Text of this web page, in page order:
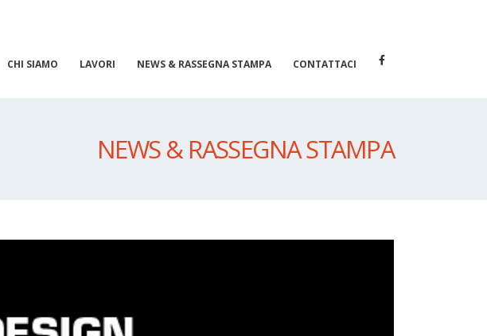
CHI SIAMO LAVORI NEWS & RASSEGNA STAMPA CONTATTACI
NEWS & RASSEGNA STAMPA